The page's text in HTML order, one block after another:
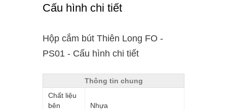
Cấu hình chi tiết
Hộp cắm bút Thiên Long FO -
PS01 - Cấu hình chi tiết
Thông tin chung
Chất liệu
bên
Nhựa